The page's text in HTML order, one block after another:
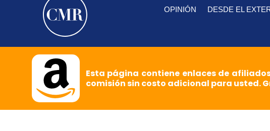
OPINIÓN DESDE EL
Esta página contiene enlaces de
comisión sin costo adicional para usted.